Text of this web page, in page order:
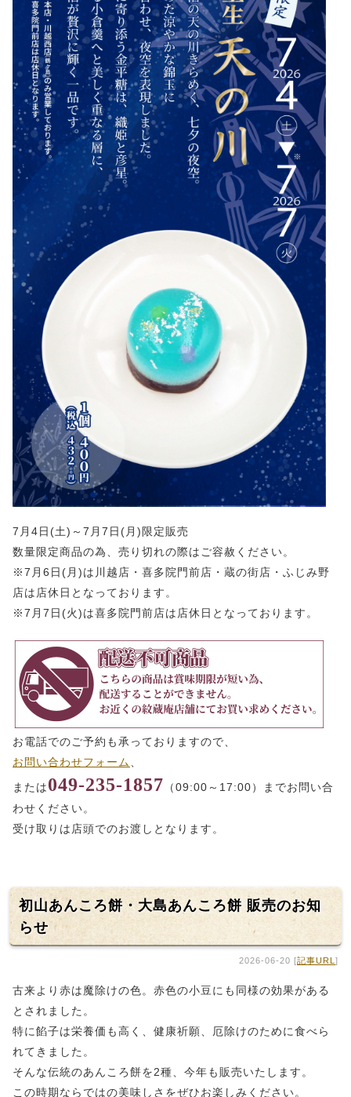
7月4日(土)～7月7日(月)限定販売
数量限定商品の為、売り切れの際はご容赦ください。
※7月6日(月)は川越店・喜多院門前店・蔵の街店・ふじみ野
店は店休日となっております。
※7月7日(火)は喜多院門前店は店休日となっております。
お電話でのご予約も承っておりますので、
お問い合わせフォーム
または049-235-1857 （09:00～17:00）までお問い合
わせください。
受け取りは店頭でのお渡しとなります。
初山あんころ餅・大島あんころ餅 販売のお知
らせ
2026-06-20 [記事URL ]
古来より赤は魔除けの色。赤色の小豆にも同様の効果がある
とされました。
特に餡子は栄養価も高く、健康祈願、厄除けのために食べら
れてきました。
そんな伝統のあんころ餅を2種、今年も販売いたします。
この時期ならではの美味しさをぜひお楽しみください。